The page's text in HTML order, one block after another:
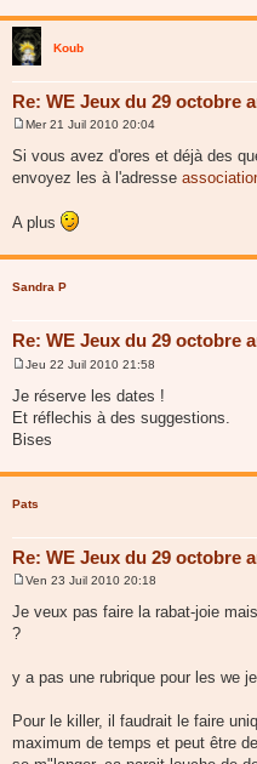
Koub
Re: WE Jeux du 29 octobre
s
e
Mer 21 Juil 2010 20:04
Si vous avez d'ores et déjà des
envoyez les à l'adresse
A plus
Sandra P
Re: WE Jeux du 29 octobre
s
s
g
Jeu 22 Juil 2010 21:58
Je réserve les dates !
Et réflechis à des suggestions.
Bises
Pats
Re: WE Jeux du 29 octobre
s
e
Ven 23 Juil 2010 20:18
Je veux pas faire la rabat-joie
?
y a pas une rubrique pour les we
Pour le killer, il faudrait le faire
maximum de temps et peut être